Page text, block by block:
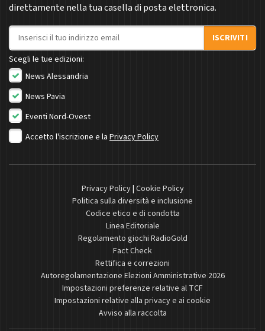
direttamente nella tua casella di posta elettronica.
Indirizzo email
ISCRIVITI
Scegli le tue edizioni:
News Alessandria
News Pavia
Eventi Nord-Ovest
Accetto l'iscrizione e la Privacy Policy
Privacy Policy| Cookie Policy
Politica sulla diversità e inclusione
Codice etico e di condotta
Linea Editoriale
Regolamento giochi RadioGold
Fact Check
Rettifica e correzioni
Autoregolamentazione Elezioni Amministrative 2026
Impostazioni preferenze relative al TCF
Impostazioni relative alla privacy e ai cookie
Avviso alla raccolta